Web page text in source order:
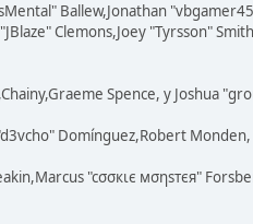
Ballew,Jonathan
Clemons,Joey "Tyrsson"
Spence, y Joshua
Domínguez,Robert Monden,
"cσσкιє мσηѕтєя"